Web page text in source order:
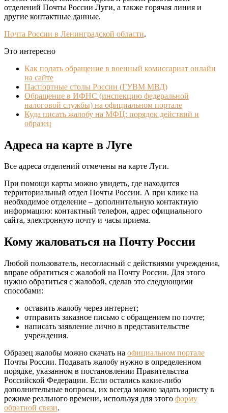
отделений Почты России Луги, а также горячая линия и
другие контактные данные.
Почта России в Ленинградской области.
Это интересно
Как подать обращение в военный комиссариат онлайн
на сайте
Паспортные столы России (ГУВМ МВД)
Обращение в ИФНС (инспекцию федеральной
налоговой службы) на официальном портале
Куда писать жалобу на МФЦ: порядок действий и
образец
Адреса на карте в Луге
Все адреса отделений отмечены на карте Луги.
При помощи карты можно увидеть, где находится
территориальный отдел Почты России. А при клике на
необходимое отделение – дополнительную контактную
информацию: контактный телефон, адрес официального
сайта, электронную почту и часы приема.
Кому жаловаться на Почту России
Любой пользователь, несогласный с действиями учреждения,
вправе обратиться с жалобой на Почту России. Для этого
нужно обратиться с жалобой, сделав это следующими
способами:
оставить жалобу через интернет;
отправить заказное письмо с обращением по почте;
написать заявление лично в представительстве
учреждения.
Образец жалобы можно скачать на официальном портале
Почты России. Подавать жалобу нужно в определенном
порядке, указанном в постановлении Правительства
Российской Федерации. Если остались какие-либо
дополнительные вопросы, их всегда можно задать юристу в
режиме реального времени, используя для этого форму
обратной связи.